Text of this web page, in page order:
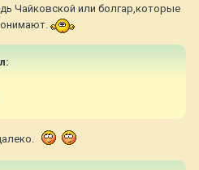
Чайковской или болгар,которые